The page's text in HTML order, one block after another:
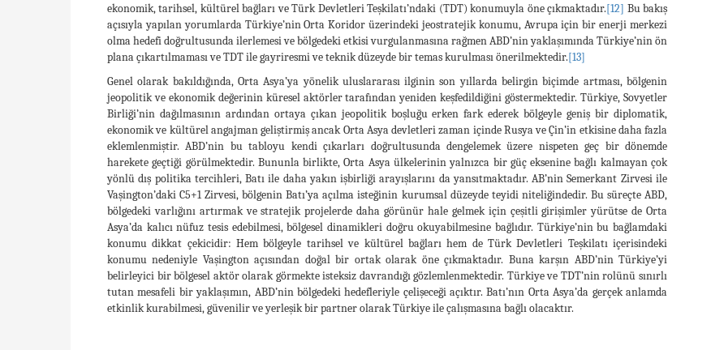
ekonomik, tarihsel, kültürel bağları ve Türk Devletleri Teşkilatı’ndaki (TDT) konumuyla öne çıkmaktadır.[12] Bu bakış
açısıyla yapılan yorumlarda Türkiye’nin Orta Koridor üzerindeki jeostratejik konumu, Avrupa için bir enerji merkezi
olma hedefi doğrultusunda ilerlemesi ve bölgedeki etkisi vurgulanmasına rağmen ABD’nin yaklaşımında Türkiye’nin ön
plana çıkartılmaması ve TDT ile gayriresmi ve teknik düzeyde bir temas kurulması önerilmektedir.[13]
Genel olarak bakıldığında, Orta Asya’ya yönelik uluslararası ilginin son yıllarda belirgin biçimde artması, bölgenin
jeopolitik ve ekonomik değerinin küresel aktörler tarafından yeniden keşfedildiğini göstermektedir. Türkiye, Sovyetler
Birliği’nin dağılmasının ardından ortaya çıkan jeopolitik boşluğu erken fark ederek bölgeyle geniş bir diplomatik,
ekonomik ve kültürel angajman geliştirmiş ancak Orta Asya devletleri zaman içinde Rusya ve Çin’in etkisine daha fazla
eklemlenmiştir. ABD’nin bu tabloyu kendi çıkarları doğrultusunda dengelemek üzere nispeten geç bir dönemde
harekete geçtiği görülmektedir. Bununla birlikte, Orta Asya ülkelerinin yalnızca bir güç eksenine bağlı kalmayan çok
yönlü dış politika tercihleri, Batı ile daha yakın işbirliği arayışlarını da yansıtmaktadır. AB’nin Semerkant Zirvesi ile
Vaşington’daki C5+1 Zirvesi, bölgenin Batı’ya açılma isteğinin kurumsal düzeyde teyidi niteliğindedir. Bu süreçte ABD,
bölgedeki varlığını artırmak ve stratejik projelerde daha görünür hale gelmek için çeşitli girişimler yürütse de Orta
Asya’da kalıcı nüfuz tesis edebilmesi, bölgesel dinamikleri doğru okuyabilmesine bağlıdır. Türkiye’nin bu bağlamdaki
konumu dikkat çekicidir: Hem bölgeyle tarihsel ve kültürel bağları hem de Türk Devletleri Teşkilatı içerisindeki
konumu nedeniyle Vaşington açısından doğal bir ortak olarak öne çıkmaktadır. Buna karşın ABD’nin Türkiye’yi
belirleyici bir bölgesel aktör olarak görmekte isteksiz davrandığı gözlemlenmektedir. Türkiye ve TDT’nin rolünü sınırlı
tutan mesafeli bir yaklaşımın, ABD’nin bölgedeki hedefleriyle çelişeceği açıktır. Batı’nın Orta Asya’da gerçek anlamda
etkinlik kurabilmesi, güvenilir ve yerleşik bir partner olarak Türkiye ile çalışmasına bağlı olacaktır.